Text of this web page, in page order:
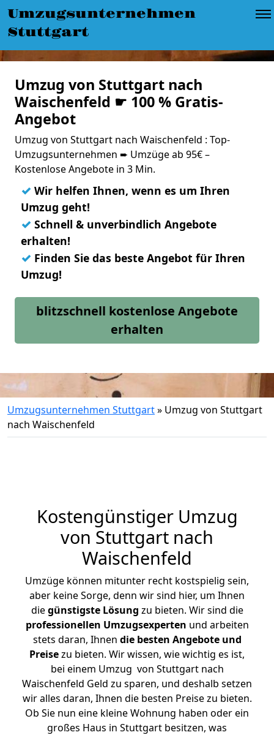
Umzugsunternehmen
Stuttgart
Umzug von Stuttgart nach
Waischenfeld ☛ 100 % Gratis-
Angebot
Umzug von Stuttgart nach Waischenfeld : Top-
Umzugsunternehmen ➨ Umzüge ab 95€ –
Kostenlose Angebote in 3 Min.
✓ Wir helfen Ihnen, wenn es um Ihren
Umzug geht!
✓ Schnell & unverbindlich Angebote
erhalten!
✓ Finden Sie das beste Angebot für Ihren
Umzug!
blitzschnell kostenlose Angebote
erhalten
Umzugsunternehmen Stuttgart» Umzug von Stuttgart
nach Waischenfeld
Kostengünstiger Umzug
von Stuttgart nach
Waischenfeld
Umzüge können mitunter recht kostspielig sein,
aber keine Sorge, denn wir sind hier, um Ihnen
diegünstigste Lösung zu bieten. Wir sind die
professionellen Umzugsexperten und arbeiten
stets daran, Ihnen die besten Angebote und
Preisezu bieten. Wir wissen, wie wichtig es ist,
bei einem Umzug von Stuttgart nach
Waischenfeld Geld zu sparen, und deshalb setzen
wir alles daran, Ihnen die besten Preise zu bieten.
Ob Sie nun eine kleine Wohnung haben oder ein
großes Haus in Stuttgart besitzen, was